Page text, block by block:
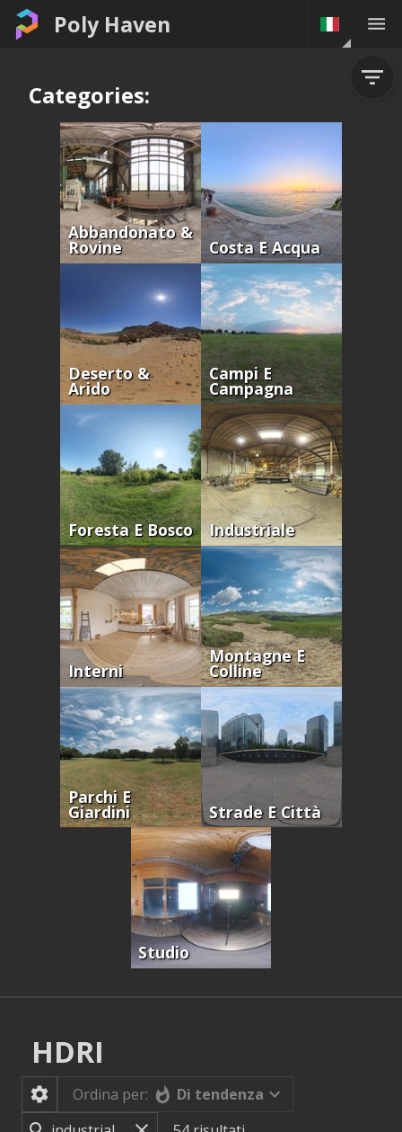
Poly Haven
Categories:
Abbandonato &
Rovine Costa E Acqua
Deserto &
Arido
Campi E
Campagna
Foresta E Bosco Industriale
Interni
Montagne E
Colline
Parchi E
Giardini Strade E Città
Studio
HDRI
Ordina per:
Di tendenza